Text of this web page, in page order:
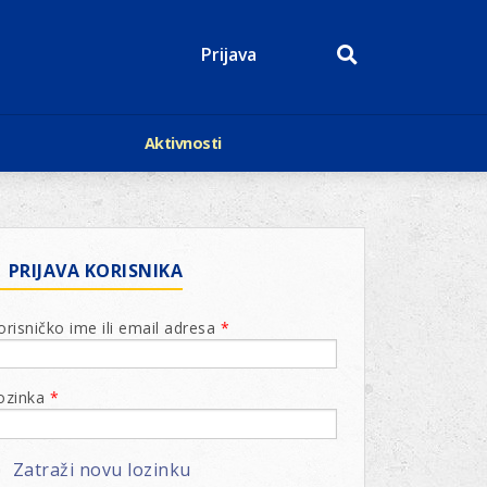
Prijava
Aktivnosti
Događaji
Kalendar
Lions Magazin
PRIJAVA KORISNIKA
ime ili email adresa *
*
Zatraži novu lozinku